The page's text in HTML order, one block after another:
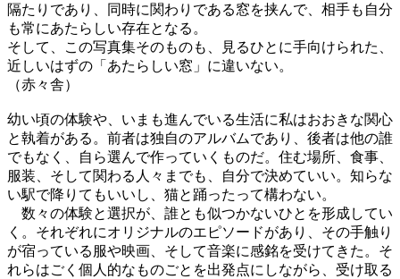
隔たりであり、同時に関わりである窓を挟んで、相手も自分
も常にあたらしい存在となる。
そして、この写真集そのものも、見るひとに手向けられた、
近しいはずの「あたらしい窓」に違いない。
（赤々舎）
幼い頃の体験や、いまも進んでいる生活に私はおおきな関心
と執着がある。前者は独自のアルバムであり、後者は他の誰
でもなく、自ら選んで作っていくものだ。住む場所、食事、
服装、そして関わる人々までも、自分で決めていい。知らな
い駅で降りてもいいし、猫と踊ったって構わない。
数々の体験と選択が、誰とも似つかないひとを形成してい
く。それぞれにオリジナルのエピソードがあり、その手触り
が宿っている服や映画、そして音楽に感銘を受けてきた。そ
れらはごく個人的なものごとを出発点にしながら、受け取る